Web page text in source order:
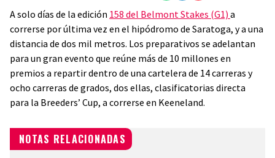
A solo días de la edición 158 del Belmont Stakes (G1) a
correrse por última vez en el hipódromo de Saratoga, y a una
distancia de dos mil metros. Los preparativos se adelantan
para un gran evento que reúne más de 10 millones en
premios a repartir dentro de una cartelera de 14 carreras y
ocho carreras de grados, dos ellas, clasificatorias directa
para la Breeders’ Cup, a correrse en Keeneland.
NOTAS RELACIONADAS